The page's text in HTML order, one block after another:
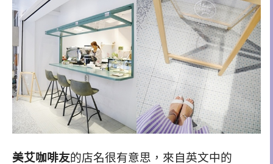
美艾咖啡友的店名很有意思，來自英文中的